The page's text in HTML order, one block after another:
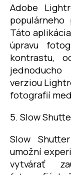
Adobe
Táto
úpravu
kontrastu,
verziou
fotografií
5. Slow
Slow
umožní
vytvárať